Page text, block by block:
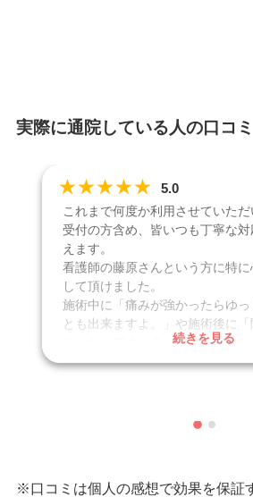
実際に通院している人の口コミ
★★★★★ 5.0
これまで何度か利用させていただ
受付の方含め、皆いつも丁寧な
えます。
看護師の藤原さんという方に特
して頂けました。
施術中に「痛みが強かったらゆっ
とも出来ますよ。」や施術後に
ことないですか？」など、こちら
応してくださいました。
また麻酔クリームを購入したの
これからもよろしくお願いします
施術名
–
続きを見る
※口コミは個人の感想で効果を保証